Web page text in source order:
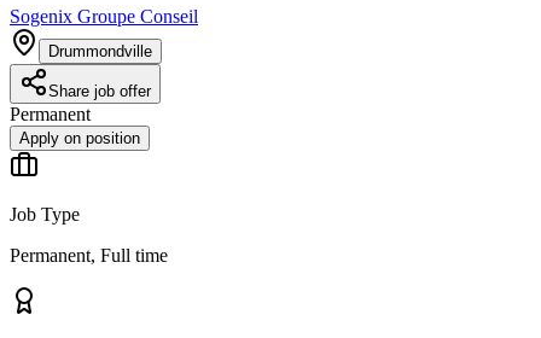
Sogenix Groupe Conseil
Drummondville
Share job offer
Permanent
Apply on position
Job Type
Permanent, Full time